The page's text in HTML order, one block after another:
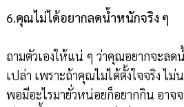
6.คุณไม่ได้อยากลดน้ำหนักจริง ๆ
ถามตัวเองให้แน่ ๆ ว่าคุณอยากจะล
เปล่า เพราะถ้าคุณไม่ได้ตั้งใจจริง ไ
พอมีอะไรมายั่วหน่อยก็อยากกิน อาจจ